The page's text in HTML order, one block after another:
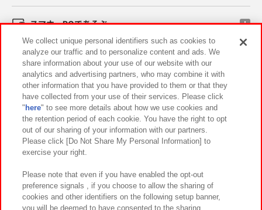
スマホ・PCであそぶ
イベント・キャンペーン
関連会社 サステナビリティ サイトポリシー
プライバシーポリシー ウェブアクセシビリティ方針と検証結果
お取引先さまとともに
カスタマーハラスメント対応方針 よくあるご質問・お問い合わせ
We collect unique personal identifiers such as cookies to
analyze our traffic and to personalize content and ads. We
share information about your use of our website with our
analytics and advertising partners, who may combine it with
other information that you have provided to them or that they
have collected from your use of their services. Please click
" here" to see more details about how we use cookies and
the retention period of each cookie. You have the right to opt
out of our sharing of your information with our partners.
Please click [Do Not Share My Personal Information] to
exercise your right.
Please note that even if you have enabled the opt-out
preference signals , if you choose to allow the sharing of
cookies and other identifiers on the following setup banner,
you will be deemed to have consented to the sharing